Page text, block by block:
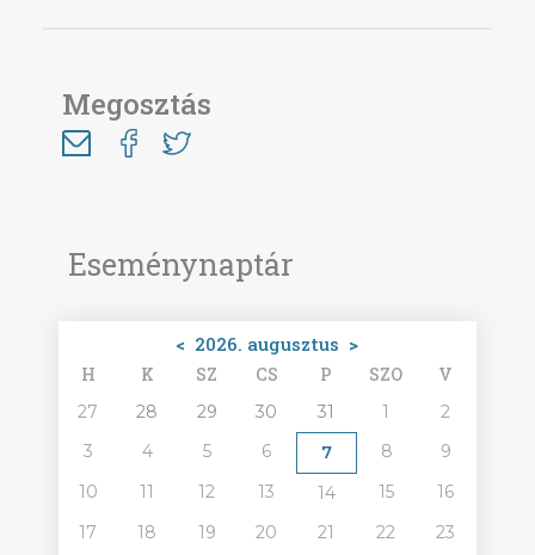
Eseménynaptár
< 2026. augusztus >
H K SZ CS P SZO V
27 28 29 30 31 1
2
3
4 5 6 7 8
9
10
11 12 13 14 15
16
17
18 19 20 21 22
23
Megosztás